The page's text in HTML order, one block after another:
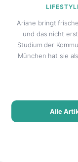
Ariane bringt
und das nicht
Studium der
München hat sie
FHM-Team
schreibt sie über
macht: von Interior
Food-Trends bis
auch Männer gerne
Alle